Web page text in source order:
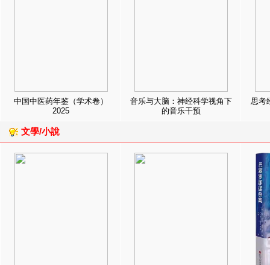
中国中医药年鉴（学术卷）
2025
音乐与大脑：神经科学视角下
的音乐干预
思考
文學/小說